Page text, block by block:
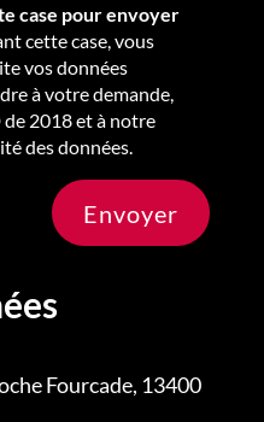
case pour envoyer
cette case, vous
vos données
à votre demande,
2018 et à notre
des données.
Envoyer
Fourcade, 13400